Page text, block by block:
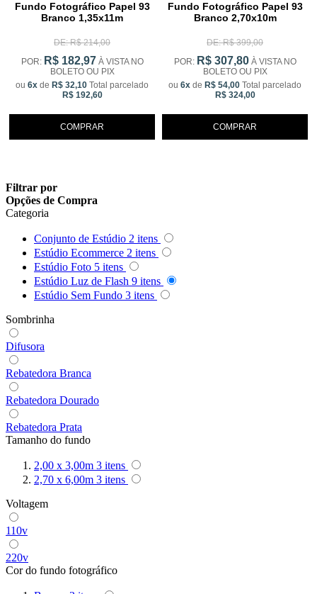
Fundo Fotográfico Papel 93
Branco 1,35x11m
DE: R$ 214,00
POR: R$ 182,97 À VISTA NO
BOLETO OU PIX
ou 6x de R$ 32,10 Total parcelado
R$ 192,60
COMPRAR
Fundo Fotográfico Papel 93
Branco 2,70x10m
DE: R$ 399,00
POR: R$ 307,80À VISTA NO
BOLETO OU PIX
ou 6x de R$ 54,00 Total parcelado
R$ 324,00
COMPRAR
Filtrar por
Opções de Compra
Categoria
Conjunto de Estúdio 2 itens
Estúdio Ecommerce 2 itens
Estúdio Foto 5 itens
Estúdio Luz de Flash 9 itens
Estúdio Sem Fundo 3 itens
Sombrinha
Difusora
Rebatedora Branca
Rebatedora Dourado
Rebatedora Prata
Tamanho do fundo
2,00 x 3,00m 3 itens
2,70 x 6,00m 3 itens
Voltagem
110v
220v
Cor do fundo fotográfico